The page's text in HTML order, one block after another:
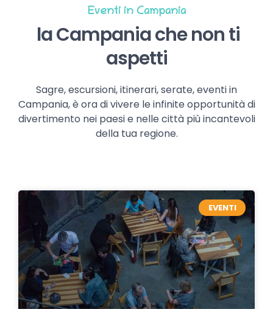
Eventi in Campania
la Campania che non ti
aspetti
Sagre, escursioni, itinerari, serate, eventi in
Campania, è ora di vivere le infinite opportunità di
divertimento nei paesi e nelle città più incantevoli
della tua regione.
EVENTI